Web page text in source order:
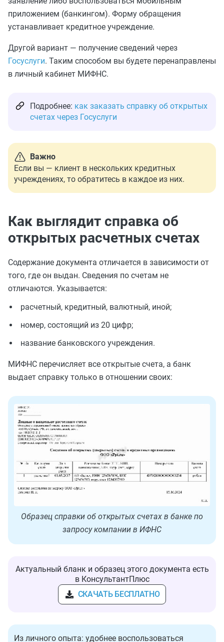
приложением (банкингом). Форму обращения
устанавливает кредитное учреждение.
Другой вариант — получение сведений через
Госуслуги. Таким способом вы будете перенаправлены
в личный кабинет МИФНС.
Подробнее: как заказать справку об открытых
счетах через Госуслуги
Важно
Если вы — клиент в нескольких кредитных
учреждениях, то обратитесь в каждое из них.
Как выглядит справка об
открытых расчетных счетах
Содержание документа отличается в зависимости от
того, где он выдан. Сведения по счетам не
отличаются. Указывается:
расчетный, кредитный, валютный, иной;
номер, состоящий из 20 цифр;
название банковского учреждения.
МИФНС перечисляет все открытые счета, а банк
выдает справку только в отношении своих:
Образец справки об открытых счетах в банке по
запросу компании в ИФНС
Актуальный бланк и образец этого документа есть
в КонсультантПлюс
СКАЧАТЬ БЕСПЛАТНО
Из личного опыта: удобнее воспользоваться